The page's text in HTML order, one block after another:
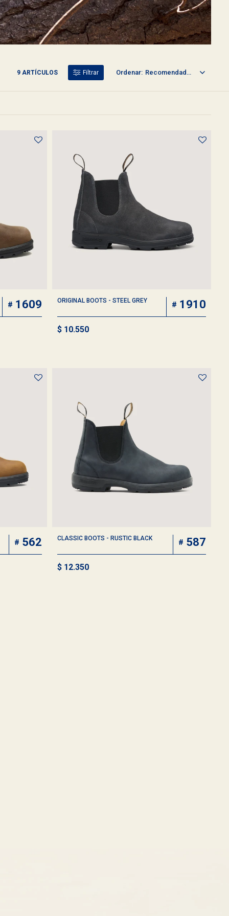
9 ARTÍCULOS Recomendados
1609 ORIGINAL BOOTS - STEEL GREY 1910
$ 10.550
562 CLASSIC BOOTS - RUSTIC BLACK 587
$ 12.350